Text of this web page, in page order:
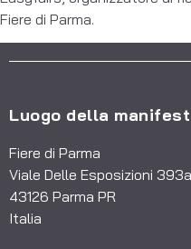
Fiere di Parma.
Luogo della
Fiere di Parma
Viale Delle Esposizioni 393a
43126 Parma PR
Italia